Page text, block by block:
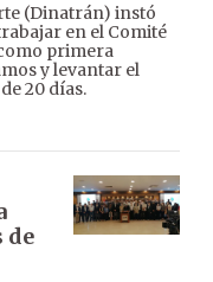
(Dinatrán) instó
en el Comité
primera
y levantar el
20 días.
de